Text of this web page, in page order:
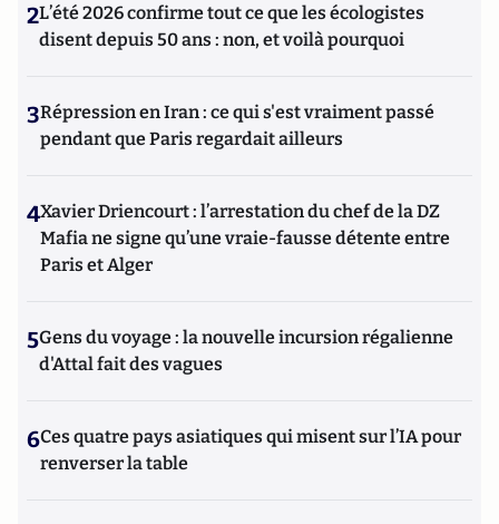
2L’été 2026 confirme tout ce que les écologistes
disent depuis 50 ans : non, et voilà pourquoi
3Répression en Iran : ce qui s'est vraiment passé
pendant que Paris regardait ailleurs
4Xavier Driencourt : l’arrestation du chef de la DZ
Mafia ne signe qu’une vraie-fausse détente entre
Paris et Alger
5Gens du voyage : la nouvelle incursion régalienne
d'Attal fait des vagues
6Ces quatre pays asiatiques qui misent sur l’IA pour
renverser la table